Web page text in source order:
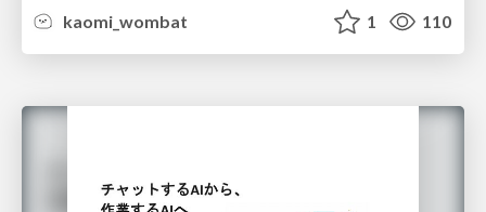
kaomi_wombat
1 110